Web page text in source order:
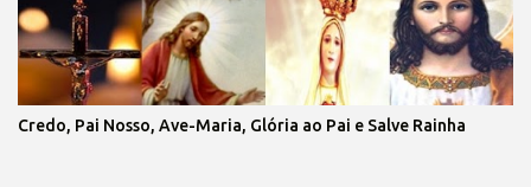
Credo, Pai Nosso, Ave-Maria, Glória ao Pai e Salve Rainha